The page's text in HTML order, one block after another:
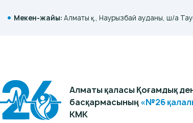
Мекен-жайы: Алматы қ., Наурызбай ауданы, ш/а
Алматы қаласы Қоғамдық
басқармасының«№26
КМК